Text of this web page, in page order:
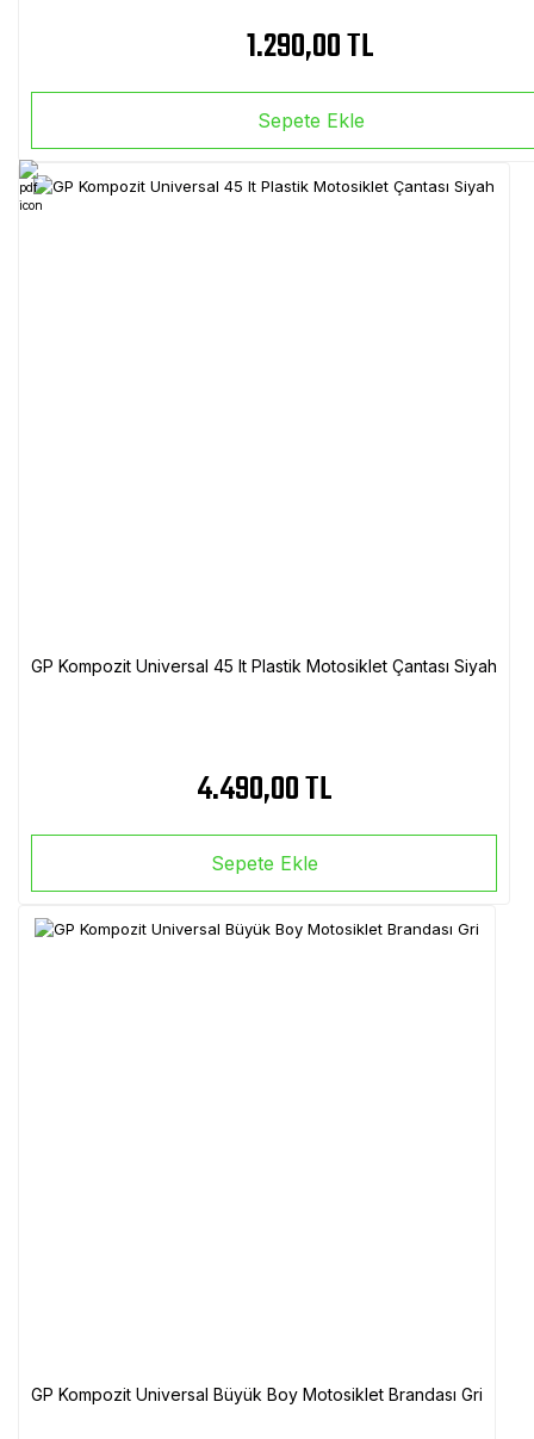
1.290,00 TL
Sepete Ekle
GP Kompozit Universal 45 lt Plastik Motosiklet Çantası Siyah
4.490,00 TL
Sepete Ekle
GP Kompozit Universal Büyük Boy Motosiklet Brandası Gri